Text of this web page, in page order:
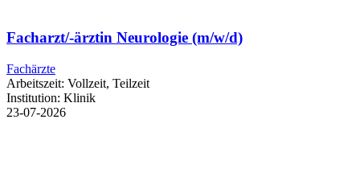
Facharzt/-ärztin Neurologie (m/w/d)
Fachärzte
Arbeitszeit: Vollzeit, Teilzeit
Institution: Klinik
23-07-2026